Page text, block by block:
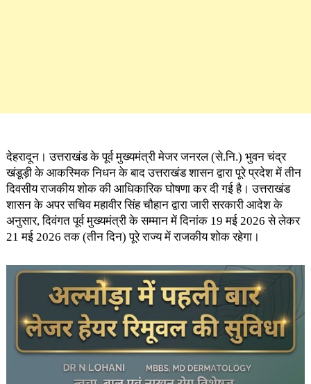
देहरादून। उत्तराखंड के पूर्व मुख्यमंत्री मेजर जनरल (से.नि.) भुवन चंद्र
खंडूड़ी के आकस्मिक निधन के बाद उत्तराखंड शासन द्वारा पूरे प्रदेश में तीन
दिवसीय राजकीय शोक की आधिकारिक घोषणा कर दी गई है। उत्तराखंड
शासन के अपर सचिव महावीर सिंह चौहान द्वारा जारी सरकारी आदेश के
अनुसार, दिवंगत पूर्व मुख्यमंत्री के सम्मान में दिनांक 19 मई 2026 से लेकर
21 मई 2026 तक (तीन दिन) पूरे राज्य में राजकीय शोक रहेगा।